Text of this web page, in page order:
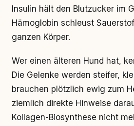
Insulin hält den Blutzucker im
Hämoglobin schleust
ganzen Körper.
Wer einen älteren Hund hat,
Die Gelenke werden steifer,
brauchen plötzlich ewig zum
ziemlich direkte Hinweise
Kollagen-Biosynthese nicht